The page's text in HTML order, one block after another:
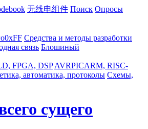
无线电组件 Поиск Опросы
0xFF Средства и методы разработки
связь Блошиный
FPGA, DSP AVRPICARM, RISC-
автоматика, протоколы Схемы,
сущего